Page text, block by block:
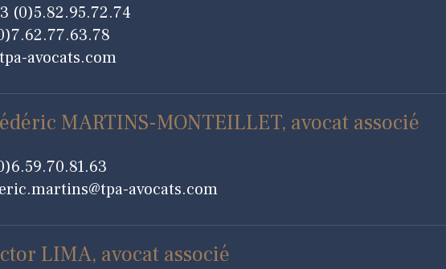
(0)5.82.95.72.74
avocats.com
MARTINS-MONTEILLET, avocat associé
avocats.com
LIMA, avocat associé